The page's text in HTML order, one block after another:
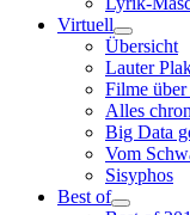
Virtuell
Übersicht
Lauter
Filme
Alles
Big Data
Vom
Sisyphos
Best of